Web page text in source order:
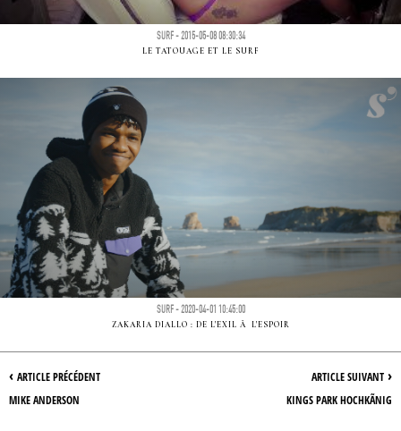
SURF - 2015-05-08 08:30:34
LE TATOUAGE ET LE SURF
SURF - 2020-04-01 10:45:00
ZAKARIA DIALLO : DE L'EXIL Ã L'ESPOIR
ARTICLE SUIVANT ›
KINGS PARK HOCHKÃNIG
‹ ARTICLE PRÉCÉDENT
MIKE ANDERSON